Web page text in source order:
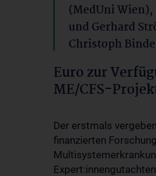
(MedUni Wien),
und Gerhard
Christoph
Euro zur
ME/CFS-
Der erstmals
finanzierten